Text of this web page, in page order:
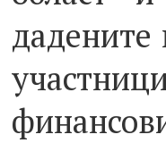
дадените